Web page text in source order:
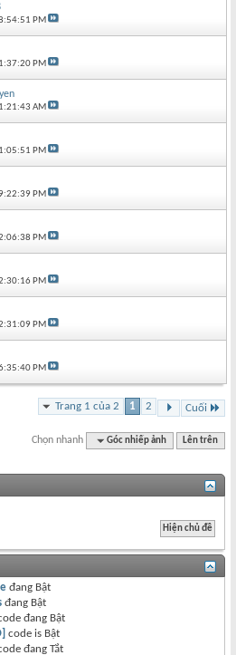
PM
PM
AM
PM
PM
PM
PM
PM
PM
Trang 1 của 2 1 2 Cuối
Chọn nhanh Góc nhiếp ảnh Lên trên
đang Bật
đang Bật
đang Bật
code is Bật
đangTắt